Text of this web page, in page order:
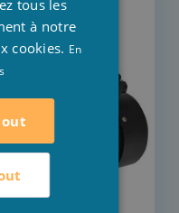
tous les
à notre
cookies. En